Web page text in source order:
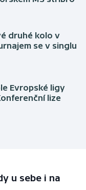
druhé kolo v
se v singlu
Evropské ligy
lize
u sebe i na